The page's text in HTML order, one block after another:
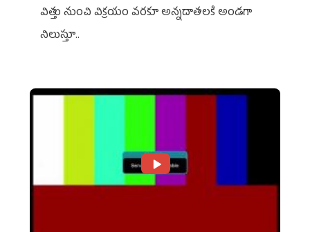
విత్తు నుంచి విక్రయం వరకూ అన్నదాతలకి అండగా
నిలుస్తూ..